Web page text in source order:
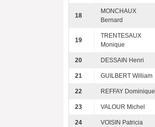
18
MONCHAUX
Bernard
19
TRENTESAUX
Monique
20 DESSAIN Henri
21 GUILBERT William
22 REFFAY Dominique
23 VALOUR Michel
24 VOISIN Patricia